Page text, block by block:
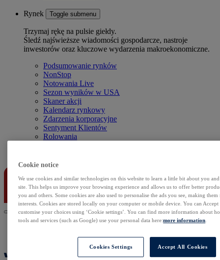
Rynek Toggle submenu
Trzymaj rękę na pulsie giełdy.
Śledź najświeższe wiadomości gospodarcze, nastroje
inwestorów oraz kluczowe wydarzenia makroekonomiczne.
Podsumowanie rynków
NonStop
Notowania Live
Sezon wyników w USA
Skaner akcji
Kalendarz rynkowy
Zdarzenia korporacyjne
Sentyment Klientów
Rolowania
Cookie notice
We use cookies and similar technologies on this website to learn a little bit about you
site. This helps us improve your browsing experience and allows us to offer better
you and others. Some cookies are also used to personalise the ads you see, making
interests. Cookies are stored locally on your computer or mobile device. You can
customise your choices using ‘Cookie settings’. You can find more information about
tools and services (such as Google) use your personal data here:more information
Cookies Settings Accept All Cookies